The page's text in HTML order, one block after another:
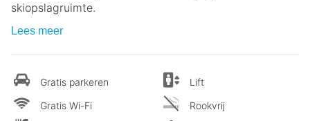
skiopslagruimte.
Lees meer
Gratis parkeren
Gratis Wi-Fi
Lift
Rookvrij